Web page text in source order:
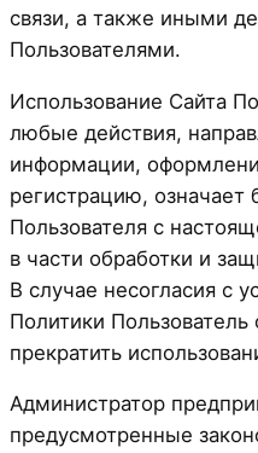
связи, а также иными
Пользователями.
Использование Сайта
любые действия,
информации,
регистрацию, означает
Пользователя с
в части обработки и
В случае несогласия с
Политики
прекратить
Администратор
предусмотренные